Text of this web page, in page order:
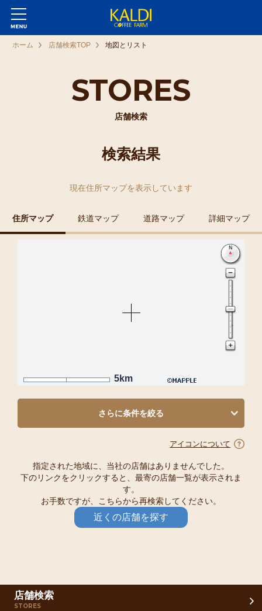
STORES
店舗検索
ホーム 店舗検索TOP 地図とリスト
検索結果
現在住所マップを表示しています
住所マップ 鉄道マップ 道路マップ 詳細マップ
5km
さらに条件を絞る
アイコンについて
指定された地域に、当社の店舗はありませんでした。
下のリンクをクリックすると、最寄の店舗一覧が表示されま
す。
お手数ですが、こちらから再検索してください。
近くの店舗を探す
店舗検索
STORES